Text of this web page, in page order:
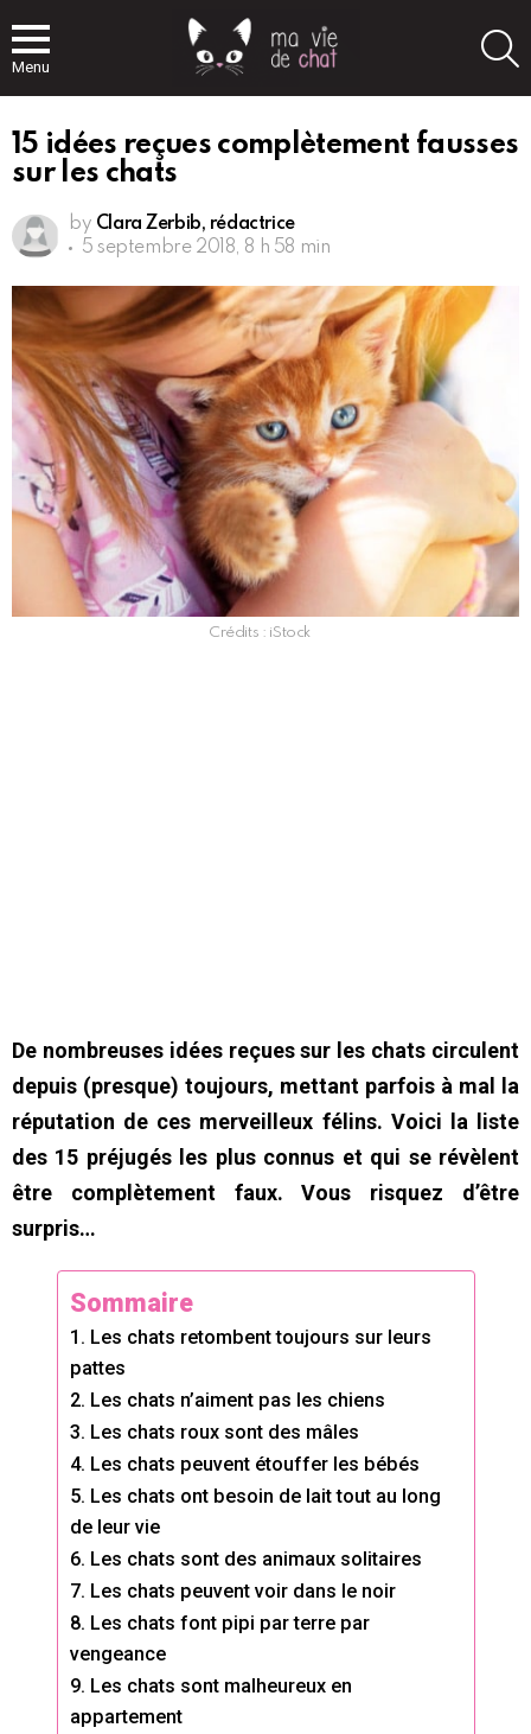
Menu
15 idées reçues complètement fausses
sur les chats
by Clara Zerbib, rédactrice
5 septembre 2018, 8 h 58 min
Crédits : iStock
De nombreuses idées reçues sur les chats circulent
depuis (presque) toujours, mettant parfois à mal la
réputation de ces merveilleux félins. Voici la liste
des 15 préjugés les plus connus et qui se révèlent
être complètement faux. Vous risquez d’être
surpris…
Sommaire
1. Les chats retombent toujours sur leurs
pattes
2. Les chats n’aiment pas les chiens
3. Les chats roux sont des mâles
4. Les chats peuvent étouffer les bébés
5. Les chats ont besoin de lait tout au long
de leur vie
6. Les chats sont des animaux solitaires
7. Les chats peuvent voir dans le noir
8. Les chats font pipi par terre par
vengeance
9. Les chats sont malheureux en
appartement